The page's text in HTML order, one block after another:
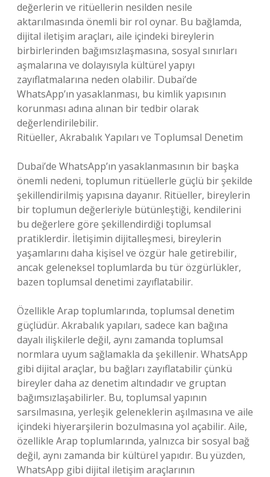
değerlerin ve ritüellerin nesilden nesile
aktarılmasında önemli bir rol oynar. Bu bağlamda,
dijital iletişim araçları, aile içindeki bireylerin
birbirlerinden bağımsızlaşmasına, sosyal sınırları
aşmalarına ve dolayısıyla kültürel yapıyı
zayıflatmalarına neden olabilir. Dubai’de
WhatsApp’ın yasaklanması, bu kimlik yapısının
korunması adına alınan bir tedbir olarak
değerlendirilebilir.
Ritüeller, Akrabalık Yapıları ve Toplumsal Denetim
Dubai’de WhatsApp’ın yasaklanmasının bir başka
önemli nedeni, toplumun ritüellerle güçlü bir şekilde
şekillendirilmiş yapısına dayanır. Ritüeller, bireylerin
bir toplumun değerleriyle bütünleştiği, kendilerini
bu değerlere göre şekillendirdiği toplumsal
pratiklerdir. İletişimin dijitalleşmesi, bireylerin
yaşamlarını daha kişisel ve özgür hale getirebilir,
ancak geleneksel toplumlarda bu tür özgürlükler,
bazen toplumsal denetimi zayıflatabilir.
Özellikle Arap toplumlarında, toplumsal denetim
güçlüdür. Akrabalık yapıları, sadece kan bağına
dayalı ilişkilerle değil, aynı zamanda toplumsal
normlara uyum sağlamakla da şekillenir. WhatsApp
gibi dijital araçlar, bu bağları zayıflatabilir çünkü
bireyler daha az denetim altındadır ve gruptan
bağımsızlaşabilirler. Bu, toplumsal yapının
sarsılmasına, yerleşik geleneklerin aşılmasına ve aile
içindeki hiyerarşilerin bozulmasına yol açabilir. Aile,
özellikle Arap toplumlarında, yalnızca bir sosyal bağ
değil, aynı zamanda bir kültürel yapıdır. Bu yüzden,
WhatsApp gibi dijital iletişim araçlarının